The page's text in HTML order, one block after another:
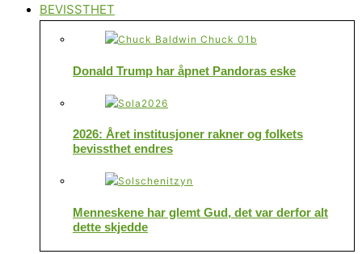
BEVISSTHET
Donald Trump har åpnet Pandoras eske
2026: Året institusjoner rakner og folkets
bevissthet endres
Menneskene har glemt Gud, det var derfor alt
dette skjedde